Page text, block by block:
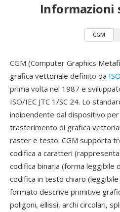
Informazioni
CGM
CGM (Computer Graphics
grafica vettoriale definito da
prima volta nel 1987 e
ISO/IEC JTC 1/SC 24. Lo
indipendente dal dispositivo
trasferimento di grafica
raster e testo. CGM supporta
codifica a caratteri
codifica binaria (forma leggibile
codifica in testo chiaro
formato descrive primitive
poligoni, ellissi, archi circolari,